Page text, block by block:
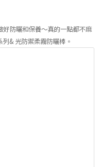
好防曬和保養～真的一點都不麻
& 光防禦柔霧防曬棒。